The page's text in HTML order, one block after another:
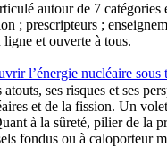
autour de 7
; prescripteurs ;
et ouverte à tous.
l’énergie nucléaire sous
ses risques et ses
et de la fission. Un
à la sûreté, pilier de la
fondus ou à caloporteur